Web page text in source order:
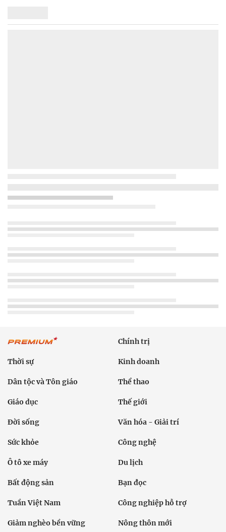
Chính trị
Thời sự Kinh doanh
Dân tộc và Tôn giáo Thể thao
Giáo dục Thế giới
Đời sống Văn hóa - Giải trí
Sức khỏe Công nghệ
Ô tô xe máy Du lịch
Bất động sản Bạn đọc
Tuần Việt Nam Công nghiệp hỗ trợ
Giảm nghèo bền vững Nông thôn mới